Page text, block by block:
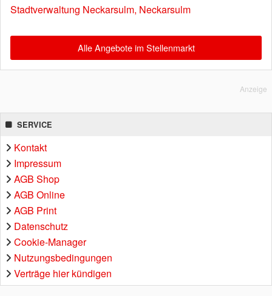
Stadtverwaltung Neckarsulm, Neckarsulm
Alle Angebote im Stellenmarkt
Anzeige
SERVICE
Kontakt
Impressum
AGB Shop
AGB Online
AGB Print
Datenschutz
Cookie-Manager
Nutzungsbedingungen
Verträge hier kündigen